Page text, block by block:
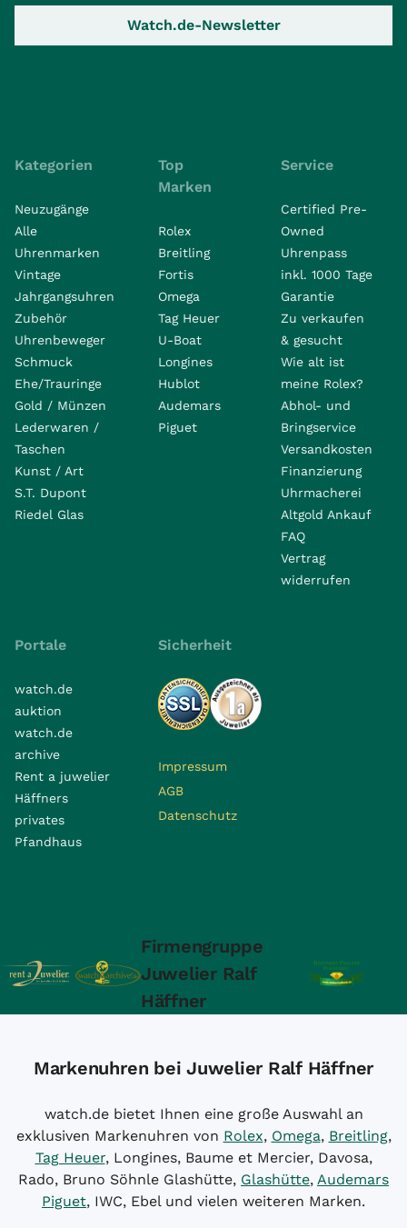
Watch.de-Newsletter
Kategorien
Neuzugänge
Alle
Uhrenmarken
Vintage
Jahrgangsuhren
Zubehör
Uhrenbeweger
Schmuck
Ehe/Trauringe
Gold / Münzen
Lederwaren /
Taschen
Kunst / Art
S.T. Dupont
Riedel Glas
Top
Marken
Rolex
Breitling
Fortis
Omega
Tag Heuer
U-Boat
Longines
Hublot
Audemars
Piguet
Service
Certified Pre-
Owned
Uhrenpass
inkl. 1000 Tage
Garantie
Zu verkaufen
& gesucht
Wie alt ist
meine Rolex?
Abhol- und
Bringservice
Versandkosten
Finanzierung
Uhrmacherei
Altgold Ankauf
FAQ
Vertrag
widerrufen
Portale
watch.de
auktion
watch.de
archive
Rent a juwelier
Häffners
privates
Pfandhaus
Sicherheit
Impressum
AGB
Datenschutz
Firmengruppe
Juwelier Ralf
Häffner
Markenuhren bei Juwelier Ralf Häffner
watch.de bietet Ihnen eine große Auswahl an
exklusiven Markenuhren von Rolex, Omega, Breitling,
Tag Heuer, Longines, Baume et Mercier, Davosa,
Rado, Bruno Söhnle Glashütte, Glashütte, Audemars
Piguet, IWC, Ebel und vielen weiteren Marken.